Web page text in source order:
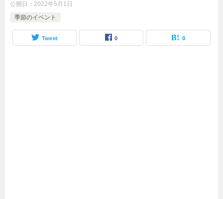
公開日： 2022年5月1日
季節のイベント
Tweet 0 0